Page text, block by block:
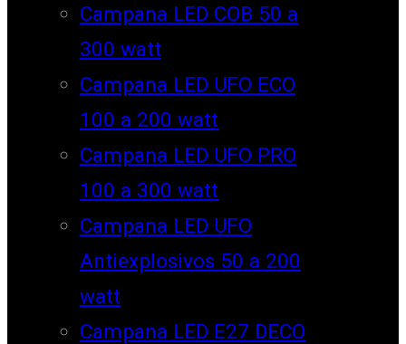
Campana LED COB 50 a
300 watt
Campana LED UFO ECO
100 a 200 watt
Campana LED UFO PRO
100 a 300 watt
Campana LED UFO
Antiexplosivos 50 a 200
watt
Campana LED E27 DECO